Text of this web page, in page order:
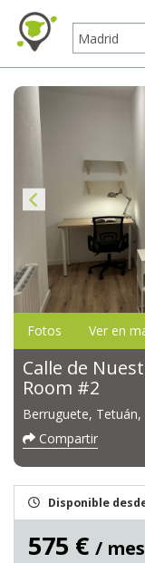
Fotos Ver en
Calle de
Room #2
Berruguete, Tetuán,
Compartir
Disponible
575 € / mes